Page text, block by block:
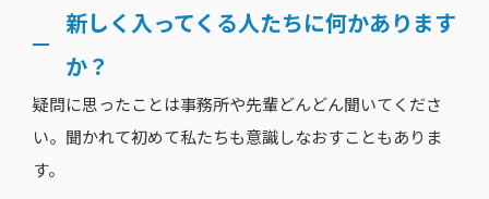
新しく入ってくる人たちに何かあります
か？
疑問に思ったことは事務所や先輩どんどん聞いてくださ
い。聞かれて初めて私たちも意識しなおすこともありま
す。